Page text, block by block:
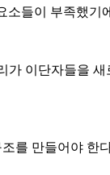
소들이 부족했기
가 이단자들을
를 만들어야 한